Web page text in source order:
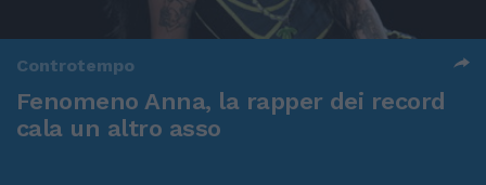
Controtempo
Fenomeno Anna, la rapper dei record
cala un altro asso